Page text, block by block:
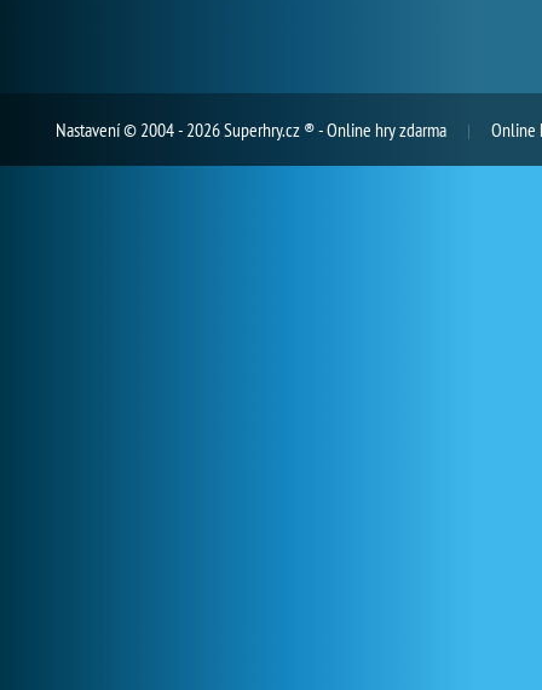
Nastavení© 2004 - 2026 Superhry.cz ® - Online hry zdarma Online